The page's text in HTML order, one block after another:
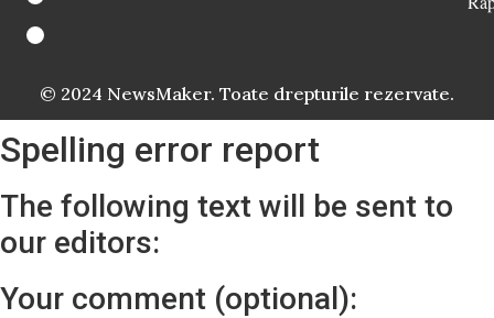
© 2024 NewsMaker. Toate drepturile rezervate.
Spelling error report
The following text will be sent to
our editors:
Your comment (optional):